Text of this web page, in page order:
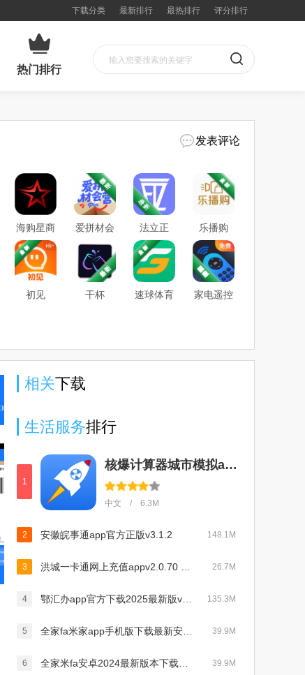
下载分类 最新排行 最热排行 评分排行
热门排行
发表评论
海购星商
城
爱拼材会
法立正 乐播购
初见
干杯
速球体育
家电遥控
相关下载
生活服务排行
1
核爆计算器城市模拟app官方下载安卓版(NukeBlast)v1.6.1手机版
中文 / 6.3M
2 安徽皖事通app官方正版v3.1.2 148.1M
3 26.7M
4 135.3M
5 39.9M
6 39.9M